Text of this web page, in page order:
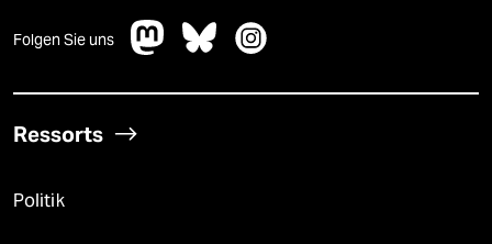
Folgen Sie uns
Ressorts
Politik